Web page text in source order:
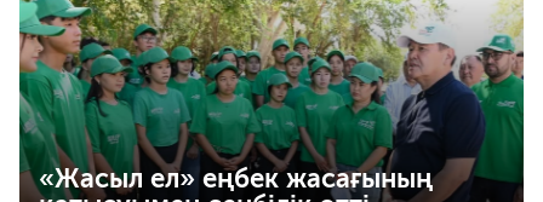
«Жасыл ел» еңбек жасағының